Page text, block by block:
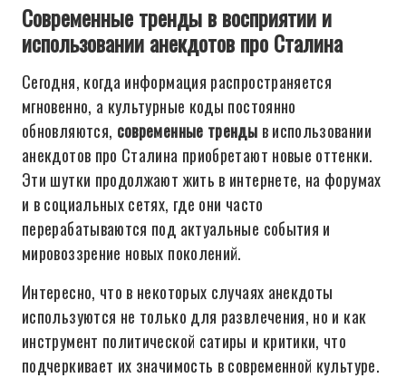
Современные тренды в восприятии и
использовании анекдотов про Сталина
Сегодня, когда информация распространяется
мгновенно, а культурные коды постоянно
обновляются, современные тренды в использовании
анекдотов про Сталина приобретают новые оттенки.
Эти шутки продолжают жить в интернете, на форумах
и в социальных сетях, где они часто
перерабатываются под актуальные события и
мировоззрение новых поколений.
Интересно, что в некоторых случаях анекдоты
используются не только для развлечения, но и как
инструмент политической сатиры и критики, что
подчеркивает их значимость в современной культуре.